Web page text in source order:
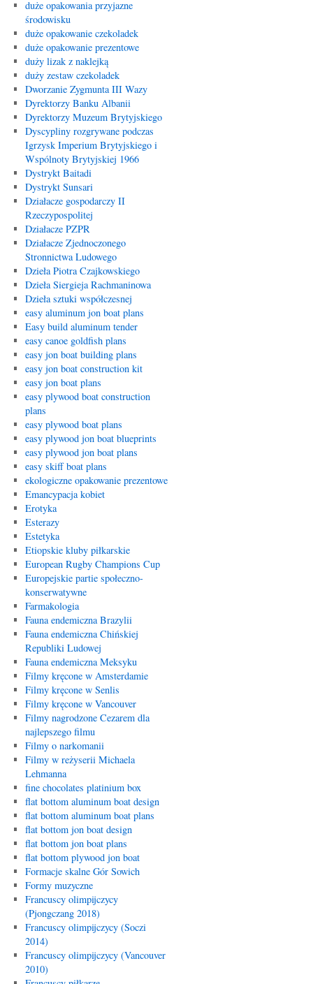
duże opakowania przyjazne
środowisku
duże opakowanie czekoladek
duże opakowanie prezentowe
duży lizak z naklejką
duży zestaw czekoladek
Dworzanie Zygmunta III Wazy
Dyrektorzy Banku Albanii
Dyrektorzy Muzeum Brytyjskiego
Dyscypliny rozgrywane podczas
Igrzysk Imperium Brytyjskiego i
Wspólnoty Brytyjskiej 1966
Dystrykt Baitadi
Dystrykt Sunsari
Działacze gospodarczy II
Rzeczypospolitej
Działacze PZPR
Działacze Zjednoczonego
Stronnictwa Ludowego
Dzieła Piotra Czajkowskiego
Dzieła Siergieja Rachmaninowa
Dzieła sztuki współczesnej
easy aluminum jon boat plans
Easy build aluminum tender
easy canoe goldfish plans
easy jon boat building plans
easy jon boat construction kit
easy jon boat plans
easy plywood boat construction
plans
easy plywood boat plans
easy plywood jon boat blueprints
easy plywood jon boat plans
easy skiff boat plans
ekologiczne opakowanie prezentowe
Emancypacja kobiet
Erotyka
Esterazy
Estetyka
Etiopskie kluby piłkarskie
European Rugby Champions Cup
Europejskie partie społeczno-
konserwatywne
Farmakologia
Fauna endemiczna Brazylii
Fauna endemiczna Chińskiej
Republiki Ludowej
Fauna endemiczna Meksyku
Filmy kręcone w Amsterdamie
Filmy kręcone w Senlis
Filmy kręcone w Vancouver
Filmy nagrodzone Cezarem dla
najlepszego filmu
Filmy o narkomanii
Filmy w reżyserii Michaela
Lehmanna
fine chocolates platinium box
flat bottom aluminum boat design
flat bottom aluminum boat plans
flat bottom jon boat design
flat bottom jon boat plans
flat bottom plywood jon boat
Formacje skalne Gór Sowich
Formy muzyczne
Francuscy olimpijczycy
(Pjongczang 2018)
Francuscy olimpijczycy (Soczi
2014)
Francuscy olimpijczycy (Vancouver
2010)